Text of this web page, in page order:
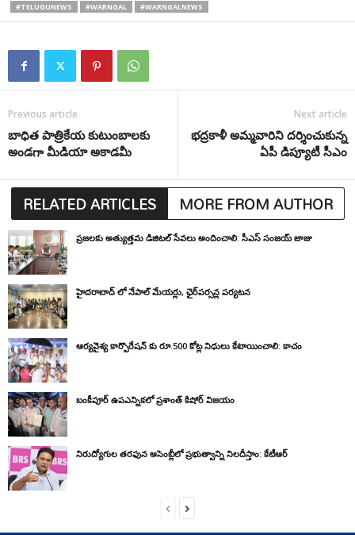
#TELUGUNEWS
#WARNGAL #WARNGALNEWS
Previous article
బాధిత పాత్రికేయ కుటుంబాలకు
అండగా మీడియా అకాడమీ
Next article
భద్రకాళీ అమ్మవారిని దర్శించుకున్న
ఏపీ డిప్యూటీ సీఎం
RELATED ARTICLES MORE FROM AUTHOR
ప్రజలకు అత్యుత్తమ డిజిటల్ సేవలు అందించాలి: సీఎస్ సంజయ్ జాజు
హైదరాబాద్ లో నేపాల్ మేయర్లు, ఛైర్‌పర్సన్ల పర్యటన
ఆర్యవైశ్య కార్పొరేషన్ కు రూ.500 కోట్ల నిధులు కేటాయించాలి: కాచం
బంకీపూర్ ఉపఎన్నికలో ప్రశాంత్ కిషోర్ విజయం
నిరుద్యోగుల తరఫున అసెంబ్లీలో ప్రభుత్వాన్ని నిలదీస్తాం: కేటీఆర్